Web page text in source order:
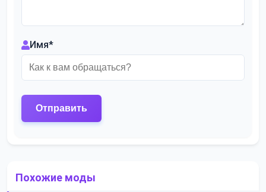
Имя*
Похожие моды